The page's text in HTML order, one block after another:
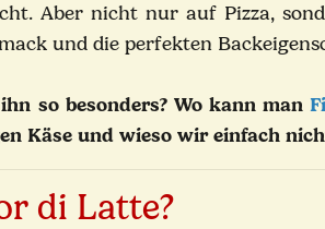
Aber nicht nur auf Pizza,
und die perfekten
so besonders? Wo kann man
Käse und wieso wir einfach
di Latte?